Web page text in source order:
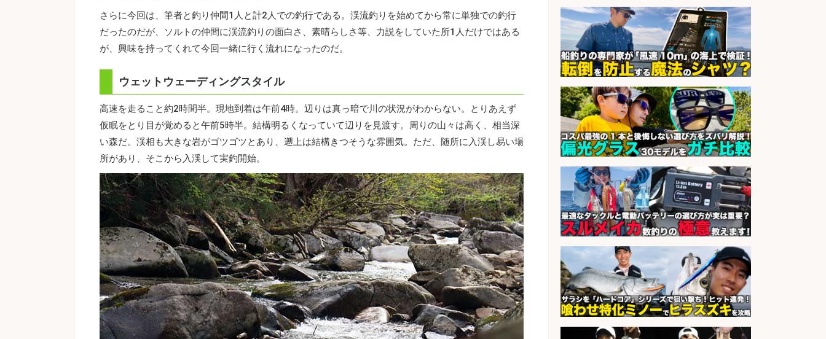
さらに今回は、筆者と釣り仲間1人と計2人での釣行である。渓流釣りを始めてから常に単独での釣行
だったのだが、ソルトの仲間に渓流釣りの面白さ、素晴らしさ等、力説をしていた所1人だけではある
が、興味を持ってくれて今回一緒に行く流れになったのだ。
ウェットウェーディングスタイル
高速を走ること約2時間半。現地到着は午前4時。辺りは真っ暗で川の状況がわからない。とりあえず
仮眠をとり目が覚めると午前5時半。結構明るくなっていて辺りを見渡す。周りの山々は高く、相当深
い森だ。渓相も大きな岩がゴツゴツとあり、遡上は結構きつそうな雰囲気。ただ、随所に入渓し易い場
所があり、そこから入渓して実釣開始。
sponsored by 求人ボックス
居酒屋/レストランサービス・ホー
ルスタッフ/扱う魚は鮮度抜群!大衆
酒場で元気に働くホールスタッフを
募集
会社名 アカマル屋鮮魚店 溝の口店
sponsored by 求人ボックス
居酒屋/キッチンスタッフ/扱う魚は
鮮度抜群!大衆酒場で元気に働くキッ
チンスタッフを募集
会社名
アカマル屋鮮魚店 大宮すずらん
通り
和食, テイクアウト・惣菜・弁当屋/
キッチンスタッフ/100年以上の歴史
を誇る老舗「魚久」/未経験歓迎